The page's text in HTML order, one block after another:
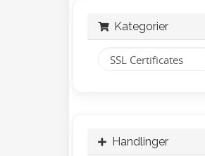
Kategorier
Handlinger